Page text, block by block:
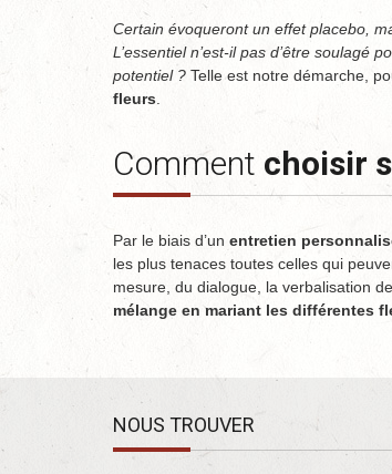
Certain évoqueront un effet placebo,
L’essentiel n’est-il pas d’être soulagé
potentiel ? Telle est notre démarche,
fleurs
Comment choisir
Par le biais d’un entretien
les plus tenaces toutes celles qui
mesure, du dialogue, la verbalisation
mélange en mariant les différentes
NOUS TROUVER